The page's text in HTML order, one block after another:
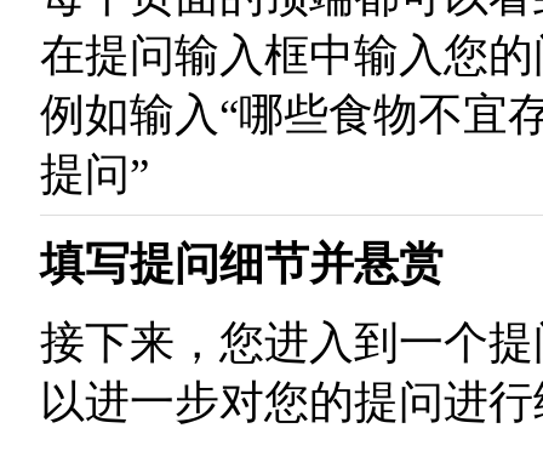
在提问输入框中输入您
例如输入“哪些食物不宜
提问”
填写提问细节并悬赏
接下来，您进入到一个
以进一步对您的提问进